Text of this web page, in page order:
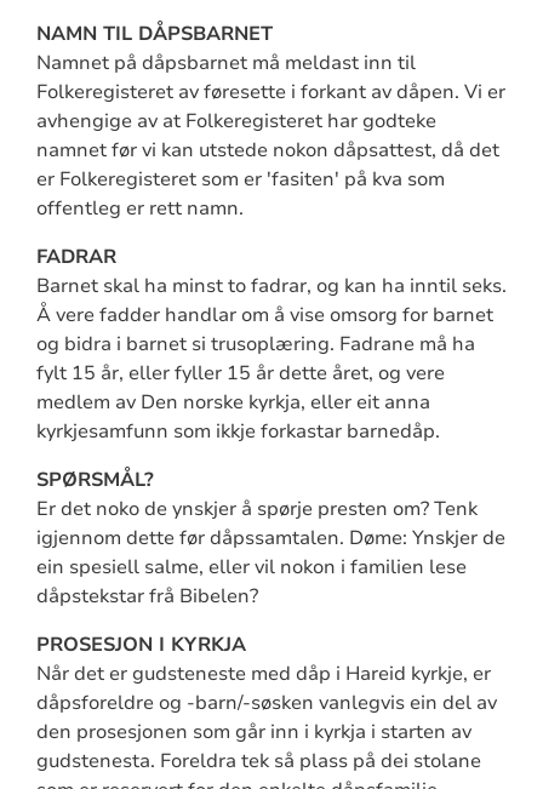
NAMN TIL DÅPSBARNET
Namnet på dåpsbarnet må meldast inn til
Folkeregisteret av føresette i forkant av dåpen. Vi er
avhengige av at Folkeregisteret har godteke
namnet før vi kan utstede nokon dåpsattest, då det
er Folkeregisteret som er 'fasiten' på kva som
offentleg er rett namn.
FADRAR
Barnet skal ha minst to fadrar, og kan ha inntil seks.
Å vere fadder handlar om å vise omsorg for barnet
og bidra i barnet si trusoplæring. Fadrane må ha
fylt 15 år, eller fyller 15 år dette året, og vere
medlem av Den norske kyrkja, eller eit anna
kyrkjesamfunn som ikkje forkastar barnedåp.
SPØRSMÅL?
Er det noko de ynskjer å spørje presten om? Tenk
igjennom dette før dåpssamtalen. Døme: Ynskjer de
ein spesiell salme, eller vil nokon i familien lese
dåpstekstar frå Bibelen?
PROSESJON I KYRKJA
Når det er gudsteneste med dåp i Hareid kyrkje, er
dåpsforeldre og -barn/-søsken vanlegvis ein del av
den prosesjonen som går inn i kyrkja i starten av
gudstenesta. Foreldra tek så plass på dei stolane